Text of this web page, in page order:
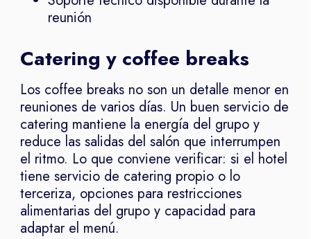
reunión
Catering y coffee breaks
Los coffee breaks no son un detalle menor en
reuniones de varios días. Un buen servicio de
catering mantiene la energía del grupo y
reduce las salidas del salón que interrumpen
el ritmo. Lo que conviene verificar: si el hotel
tiene servicio de catering propio o lo
terceriza, opciones para restricciones
alimentarias del grupo y capacidad para
adaptar el menú.